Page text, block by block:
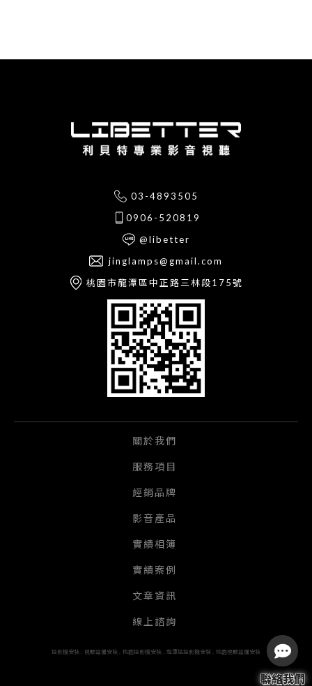
03-4893505
0906-520819
@libetter
jinglamps@gmail.com
桃園市龍潭區中正路三林段175號
關於我們
服務項目
經銷品牌
影音產品
實績相簿
實績案例
文章資訊
線上諮詢
投影機安裝 視聽設備安裝 桃園投影機安裝 龍潭區投影機安裝 桃園視聽設備安裝